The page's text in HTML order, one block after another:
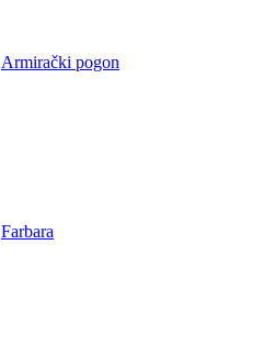
Armirački pogon
Farbara